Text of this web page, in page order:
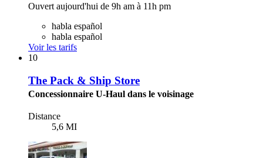
Ouvert aujourd'hui de 9h am à 11h pm
habla español
habla español
Voir les tarifs
10
The Pack & Ship Store
Concessionnaire U-Haul dans le voisinage
Distance
5,6 MI